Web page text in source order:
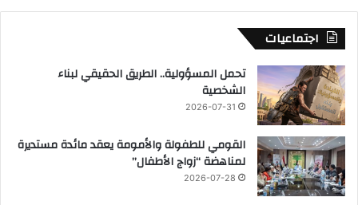
اجتماعيات
تحمل المسؤولية.. الطريق الحقيقي لبناء
الشخصية
2026-07-31
القومي للطفولة والأمومة يعقد مائدة مستديرة
لمناهضة “زواج الأطفال”
2026-07-28